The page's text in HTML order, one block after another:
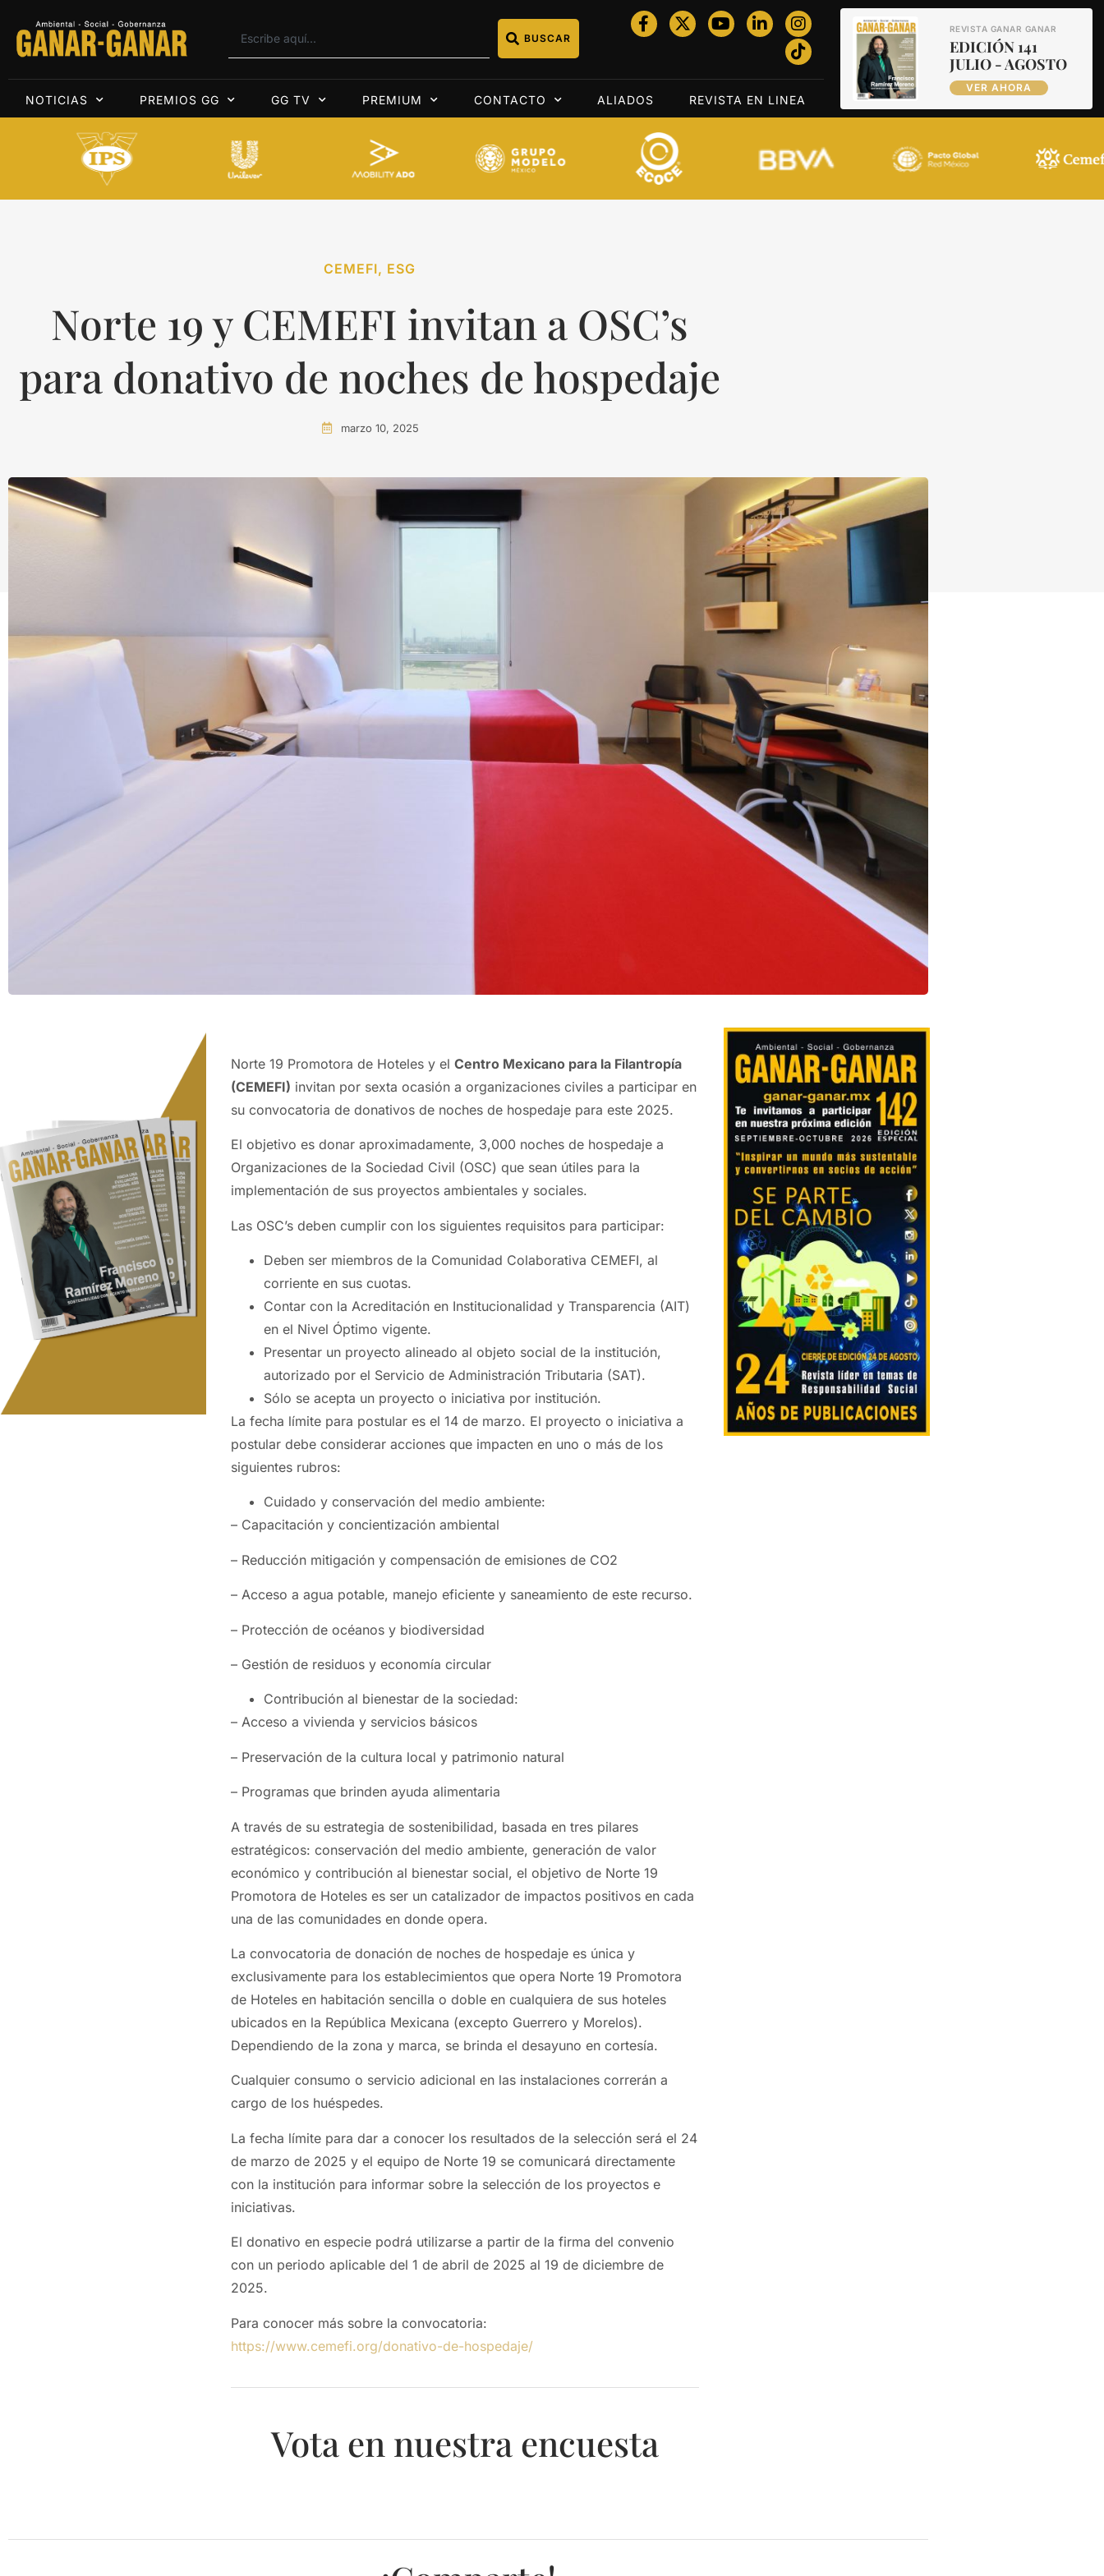
BUSCAR
NOTICIAS PREMIOS GG GG TV PREMIUM CONTACTO ALIADOS REVISTA EN LINEA
REVISTA GANAR GANAR
EDICIÓN 141
JULIO - AGOSTO
VER AHORA
CEMEFI, ESG
Norte 19 y CEMEFI invitan a OSC’s
para donativo de noches de hospedaje
marzo 10, 2025
Norte 19 Promotora de Hoteles y el Centro Mexicano para la Filantropía
(CEMEFI) invitan por sexta ocasión a organizaciones civiles a participar en
su convocatoria de donativos de noches de hospedaje para este 2025.
El objetivo es donar aproximadamente, 3,000 noches de hospedaje a
Organizaciones de la Sociedad Civil (OSC) que sean útiles para la
implementación de sus proyectos ambientales y sociales.
Las OSC’s deben cumplir con los siguientes requisitos para participar:
Deben ser miembros de la Comunidad Colaborativa CEMEFI, al
corriente en sus cuotas.
Contar con la Acreditación en Institucionalidad y Transparencia (AIT)
en el Nivel Óptimo vigente.
Presentar un proyecto alineado al objeto social de la institución,
autorizado por el Servicio de Administración Tributaria (SAT).
Sólo se acepta un proyecto o iniciativa por institución.
La fecha límite para postular es el 14 de marzo. El proyecto o iniciativa a
postular debe considerar acciones que impacten en uno o más de los
siguientes rubros:
Cuidado y conservación del medio ambiente:
– Capacitación y concientización ambiental
– Reducción mitigación y compensación de emisiones de CO2
– Acceso a agua potable, manejo eficiente y saneamiento de este recurso.
– Protección de océanos y biodiversidad
– Gestión de residuos y economía circular
Contribución al bienestar de la sociedad:
– Acceso a vivienda y servicios básicos
– Preservación de la cultura local y patrimonio natural
– Programas que brinden ayuda alimentaria
A través de su estrategia de sostenibilidad, basada en tres pilares
estratégicos: conservación del medio ambiente, generación de valor
económico y contribución al bienestar social, el objetivo de Norte 19
Promotora de Hoteles es ser un catalizador de impactos positivos en cada
una de las comunidades en donde opera.
La convocatoria de donación de noches de hospedaje es única y
exclusivamente para los establecimientos que opera Norte 19 Promotora
de Hoteles en habitación sencilla o doble en cualquiera de sus hoteles
ubicados en la República Mexicana (excepto Guerrero y Morelos).
Dependiendo de la zona y marca, se brinda el desayuno en cortesía.
Cualquier consumo o servicio adicional en las instalaciones correrán a
cargo de los huéspedes.
La fecha límite para dar a conocer los resultados de la selección será el 24
de marzo de 2025 y el equipo de Norte 19 se comunicará directamente
con la institución para informar sobre la selección de los proyectos e
iniciativas.
El donativo en especie podrá utilizarse a partir de la firma del convenio
con un periodo aplicable del 1 de abril de 2025 al 19 de diciembre de
2025.
Para conocer más sobre la convocatoria:
https://www.cemefi.org/donativo-de-hospedaje/
Vota en nuestra encuesta